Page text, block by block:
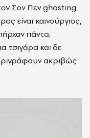
Σον Πεν ghosting
είναι καινούργιος,
πάντα.
τσιγάρα και δε
ακριβώς